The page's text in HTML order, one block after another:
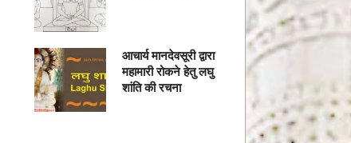
आचार्य मानदेवसूरी द्वारा
महामारी रोकने हेतु लघु
शांति की रचना